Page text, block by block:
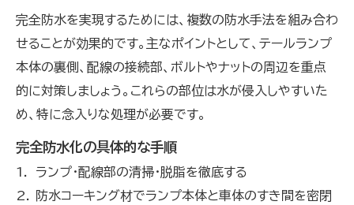
完全防水を実現するためには、複数の防水手法を組み合わ
せることが効果的です。主なポイントとして、テールランプ
本体の裏側、配線の接続部、ボルトやナットの周辺を重点
的に対策しましょう。これらの部位は水が侵入しやすいた
め、特に念入りな処理が必要です。
完全防水化の具体的な手順
ランプ・配線部の清掃・脱脂を徹底する
防水コーキング材でランプ本体と車体のすき間を密閉